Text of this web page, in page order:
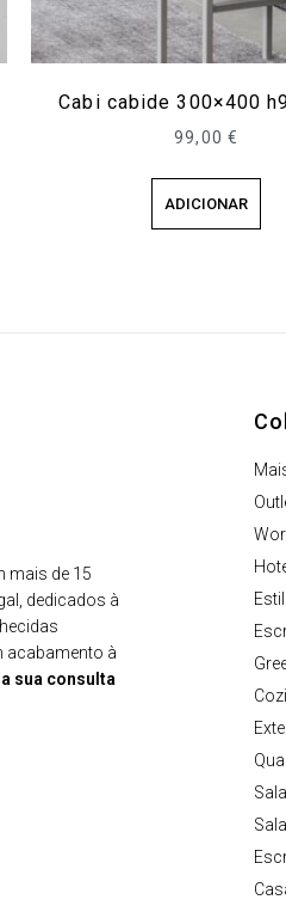
Cabi cabide 300×400
99,00 €
ADICIONAR
mais de 15
dedicados à
acabamento à
sua consulta